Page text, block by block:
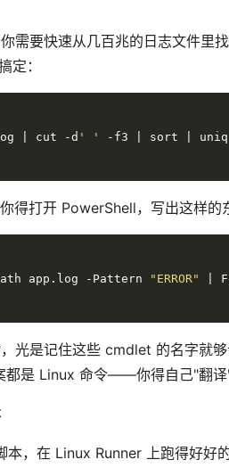
需要快速从几百兆的日志文件里
定：
| cut -d ' '
得打开 PowerShell，写出这样的
app.log -Pattern "ERROR" |
光是记住这些 cmdlet 的名字就
都是 Linux 命令——你得自己"翻译
本，在 Linux Runner 上跑得好